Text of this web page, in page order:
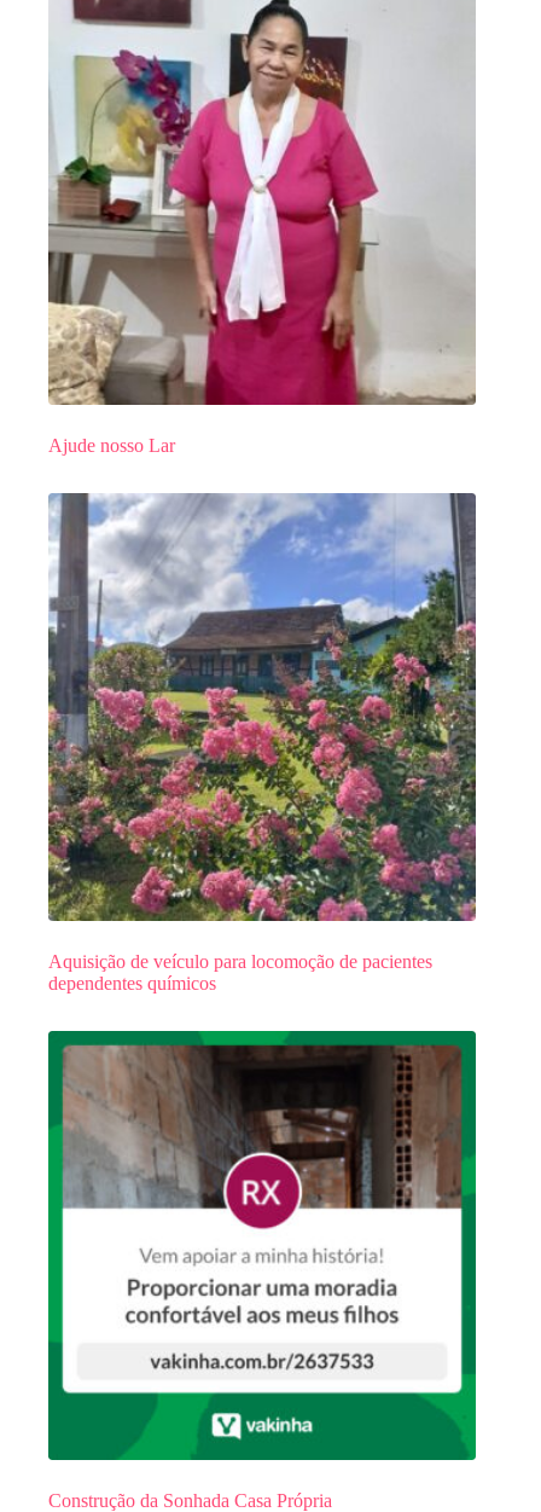
Ajude nosso Lar
Aquisição de veículo para locomoção de pacientes
dependentes químicos
Construção da Sonhada Casa Própria